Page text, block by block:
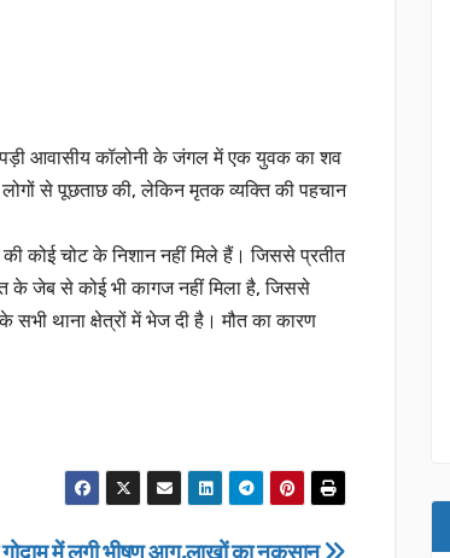
पड़ी आवासीय कॉलोनी के जंगल में एक युवक का शव
से पूछताछ की, लेकिन मृतक व्यक्ति की पहचान
कोई चोट के निशान नहीं मिले हैं। जिससे प्रतीत
के जेब से कोई भी कागज नहीं मिला है, जिससे
थाना क्षेत्रों में भेज दी है। मौत का कारण
में लगी भीषण आग,लाखों का नुकसान